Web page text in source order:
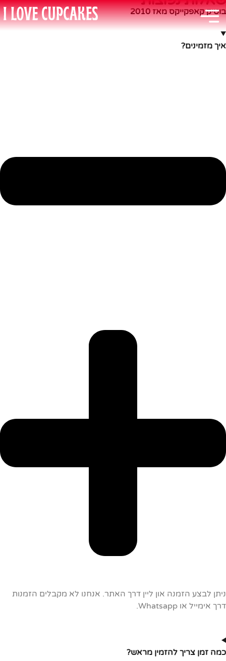
בוטיק קאפקייקס מאז 2010
איך מזמינים?
ניתן לבצע הזמנה און ליין דרך האתר. אנחנו לא מקבלים הזמנות
דרך אימייל או Whatsapp.
כמה זמן צריך להזמין מראש?